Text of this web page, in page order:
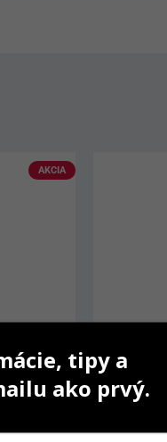
AKCIA
IPS
tipy a
ako prvý.